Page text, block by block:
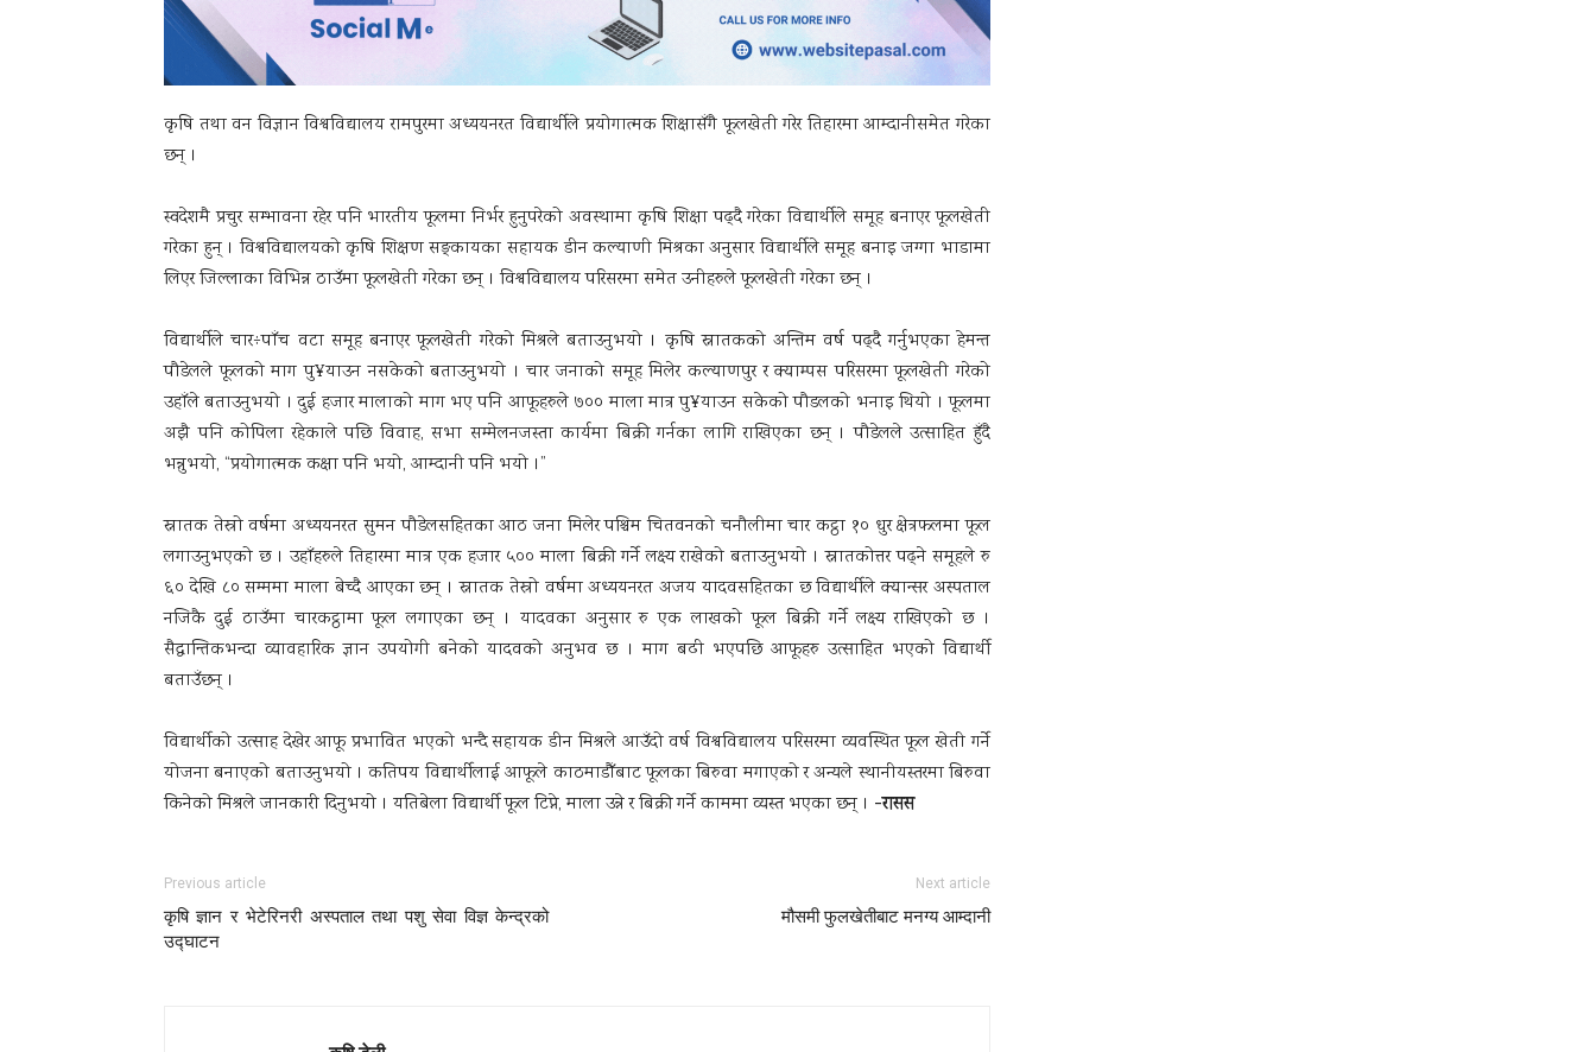
कृषि तथा वन विज्ञान विश्वविद्यालय रामपुरमा अध्ययनरत विद्यार्थीले प्रयोगात्मक शिक्षासँगै फूलखेती गरेर तिहारमा आम्दानीसमेत गरेका
छन् ।
स्वदेशमै प्रचुर सम्भावना रहेर पनि भारतीय फूलमा निर्भर हुनुपरेको अवस्थामा कृषि शिक्षा पढ्दै गरेका विद्यार्थीले समूह बनाएर फूलखेती
गरेका हुन् । विश्वविद्यालयको कृषि शिक्षण सङ्कायका सहायक डीन कल्याणी मिश्रका अनुसार विद्यार्थीले समूह बनाइ जग्गा भाडामा
लिएर जिल्लाका विभिन्न ठाउँमा फूलखेती गरेका छन् । विश्वविद्यालय परिसरमा समेत उनीहरुले फूलखेती गरेका छन् ।
विद्यार्थीले चार÷पाँच वटा समूह बनाएर फूलखेती गरेको मिश्रले बताउनुभयो । कृषि स्नातकको अन्तिम वर्ष पढ्दै गर्नुभएका हेमन्त
पौडेलले फूलको माग पु¥याउन नसकेको बताउनुभयो । चार जनाको समूह मिलेर कल्याणपुर र क्याम्पस परिसरमा फूलखेती गरेको
उहाँले बताउनुभयो । दुई हजार मालाको माग भए पनि आफूहरुले ७०० माला मात्र पु¥याउन सकेको पौडलको भनाइ थियो । फूलमा
अझै पनि कोपिला रहेकाले पछि विवाह, सभा सम्मेलनजस्ता कार्यमा बिक्री गर्नका लागि राखिएका छन् । पौडेलले उत्साहित हुँदै
भन्नुभयो, “प्रयोगात्मक कक्षा पनि भयो, आम्दानी पनि भयो ।”
स्नातक तेस्रो वर्षमा अध्ययनरत सुमन पौडेलसहितका आठ जना मिलेर पश्चिम चितवनको चनौलीमा चार कट्ठा १० धुर क्षेत्रफलमा फूल
लगाउनुभएको छ । उहाँहरुले तिहारमा मात्र एक हजार ५०० माला बिक्री गर्ने लक्ष्य राखेको बताउनुभयो । स्नातकोत्तर पढ्ने समूहले रु
६० देखि ८० सम्ममा माला बेच्दै आएका छन् । स्नातक तेस्रो वर्षमा अध्ययनरत अजय यादवसहितका छ विद्यार्थीले क्यान्सर अस्पताल
नजिकै दुई ठाउँमा चारकट्ठामा फूल लगाएका छन् । यादवका अनुसार रु एक लाखको फूल बिक्री गर्ने लक्ष्य राखिएको छ ।
सैद्धान्तिकभन्दा व्यावहारिक ज्ञान उपयोगी बनेको यादवको अनुभव छ । माग बढी भएपछि आफूहरु उत्साहित भएको विद्यार्थी
बताउँछन् ।
विद्यार्थीको उत्साह देखेर आफू प्रभावित भएको भन्दै सहायक डीन मिश्रले आउँदो वर्ष विश्वविद्यालय परिसरमा व्यवस्थित फूल खेती गर्ने
योजना बनाएको बताउनुभयो । कतिपय विद्यार्थीलाई आफूले काठमाडौँबाट फूलका बिरुवा मगाएको र अन्यले स्थानीयस्तरमा बिरुवा
किनेको मिश्रले जानकारी दिनुभयो । यतिबेला विद्यार्थी फूल टिप्ने, माला उन्ने र बिक्री गर्ने काममा व्यस्त भएका छन् । -रासस
Previous article
कृषि ज्ञान र भेटेरिनरी अस्पताल तथा पशु सेवा विज्ञ केन्द्रको
उद्घाटन
Next article
मौसमी फुलखेतीबाट मनग्य आम्दानी